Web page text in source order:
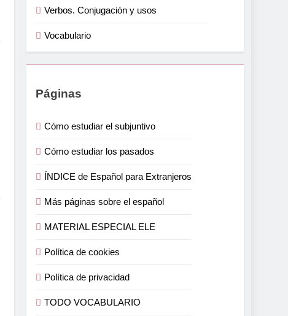
Verbos. Conjugación y usos
Vocabulario
Páginas
Cómo estudiar el subjuntivo
Cómo estudiar los pasados
ÍNDICE de Español para Extranjeros
Más páginas sobre el español
MATERIAL ESPECIAL ELE
Política de cookies
Política de privacidad
TODO VOCABULARIO